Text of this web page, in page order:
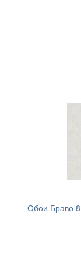
Обои Браво